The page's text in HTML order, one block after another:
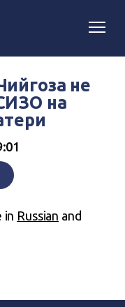
не
на
in Russian and